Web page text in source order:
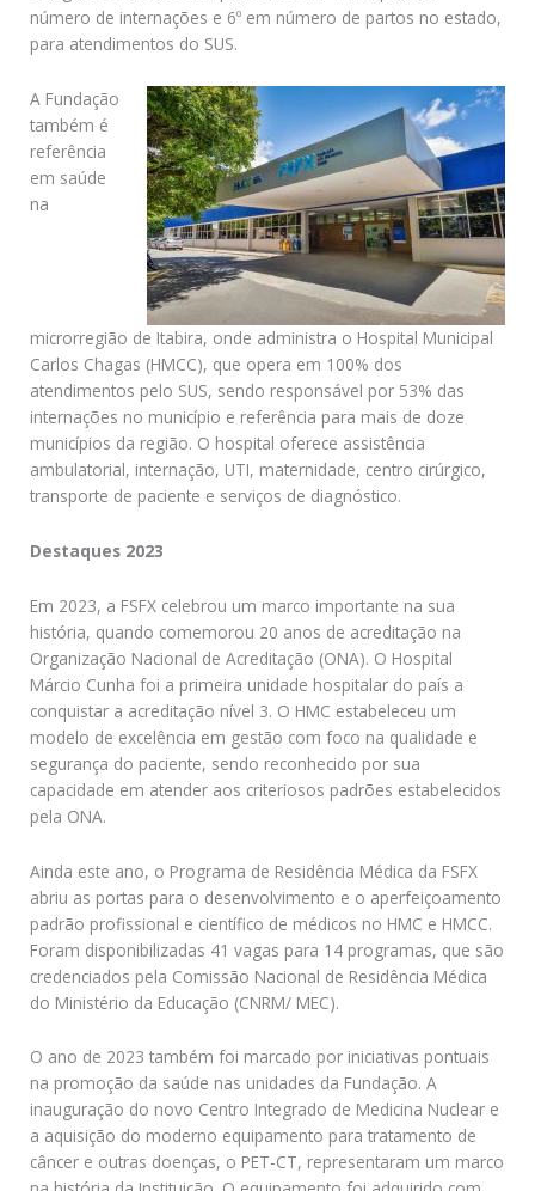
número de internações e 6º em número de partos no estado,
para atendimentos do SUS.
A Fundação
também é
referência
em saúde
na
microrregião de Itabira, onde administra o Hospital Municipal
Carlos Chagas (HMCC), que opera em 100% dos
atendimentos pelo SUS, sendo responsável por 53% das
internações no município e referência para mais de doze
municípios da região. O hospital oferece assistência
ambulatorial, internação, UTI, maternidade, centro cirúrgico,
transporte de paciente e serviços de diagnóstico.
Destaques 2023
Em 2023, a FSFX celebrou um marco importante na sua
história, quando comemorou 20 anos de acreditação na
Organização Nacional de Acreditação (ONA). O Hospital
Márcio Cunha foi a primeira unidade hospitalar do país a
conquistar a acreditação nível 3. O HMC estabeleceu um
modelo de excelência em gestão com foco na qualidade e
segurança do paciente, sendo reconhecido por sua
capacidade em atender aos criteriosos padrões estabelecidos
pela ONA.
Ainda este ano, o Programa de Residência Médica da FSFX
abriu as portas para o desenvolvimento e o aperfeiçoamento
padrão profissional e científico de médicos no HMC e HMCC.
Foram disponibilizadas 41 vagas para 14 programas, que são
credenciados pela Comissão Nacional de Residência Médica
do Ministério da Educação (CNRM/ MEC).
O ano de 2023 também foi marcado por iniciativas pontuais
na promoção da saúde nas unidades da Fundação. A
inauguração do novo Centro Integrado de Medicina Nuclear e
a aquisição do moderno equipamento para tratamento de
câncer e outras doenças, o PET-CT, representaram um marco